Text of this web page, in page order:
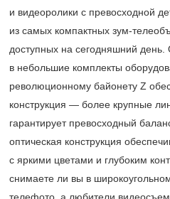
и видеоролики с превосходной
из самых компактных зум-
доступных на сегодняшний
в небольшие комплекты
революционному байонету Z
конструкция — более крупные
гарантирует превосходный
оптическая конструкция
с яркими цветами и глубоким
снимаете ли вы в